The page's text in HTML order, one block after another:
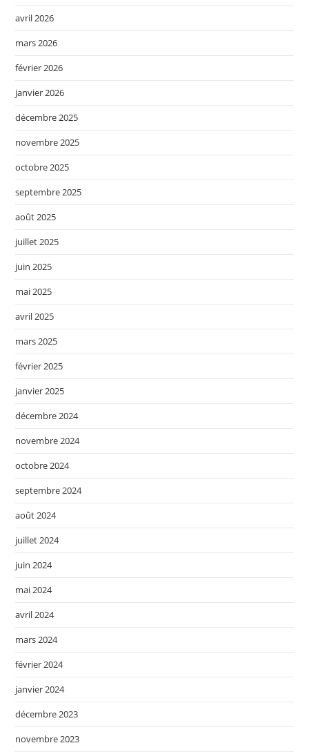
avril 2026
mars 2026
février 2026
janvier 2026
décembre 2025
novembre 2025
octobre 2025
septembre 2025
août 2025
juillet 2025
juin 2025
mai 2025
avril 2025
mars 2025
février 2025
janvier 2025
décembre 2024
novembre 2024
octobre 2024
septembre 2024
août 2024
juillet 2024
juin 2024
mai 2024
avril 2024
mars 2024
février 2024
janvier 2024
décembre 2023
novembre 2023